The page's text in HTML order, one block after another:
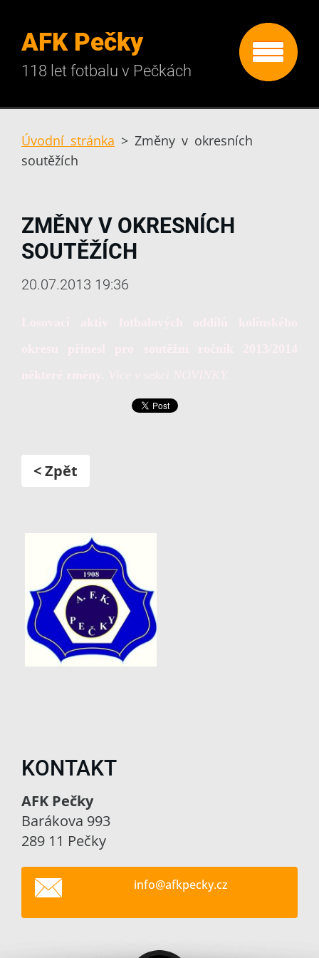
AFK Pečky
118 let fotbalu v Pečkách
Úvodní stránka > Změny v okresních
soutěžích
ZMĚNY V OKRESNÍCH
SOUTĚŽÍCH
20.07.2013 19:36
< Zpět
KONTAKT
AFK Pečky
Barákova 993
289 11 Pečky
info@afkpecky.cz